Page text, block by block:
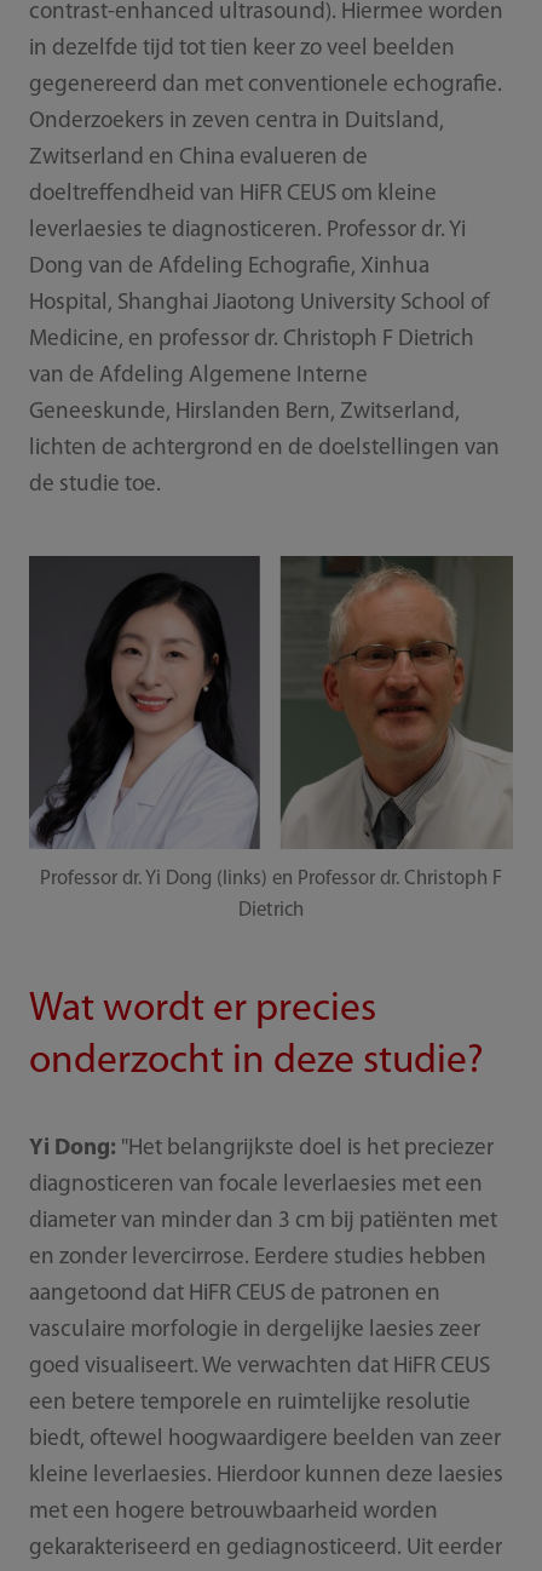
contrast-enhanced ultrasound). Hiermee worden
in dezelfde tijd tot tien keer zo veel beelden
gegenereerd dan met conventionele echografie.
Onderzoekers in zeven centra in Duitsland,
Zwitserland en China evalueren de
doeltreffendheid van HiFR CEUS om kleine
leverlaesies te diagnosticeren. Professor dr. Yi
Dong van de Afdeling Echografie, Xinhua
Hospital, Shanghai Jiaotong University School of
Medicine, en professor dr. Christoph F Dietrich
van de Afdeling Algemene Interne
Geneeskunde, Hirslanden Bern, Zwitserland,
lichten de achtergrond en de doelstellingen van
de studie toe.
Professor dr. Yi Dong (links) en Professor dr. Christoph F
Dietrich
Wat wordt er precies
onderzocht in deze studie?
Yi Dong: "Het belangrijkste doel is het preciezer
diagnosticeren van focale leverlaesies met een
diameter van minder dan 3 cm bij patiënten met
en zonder levercirrose. Eerdere studies hebben
aangetoond dat HiFR CEUS de patronen en
vasculaire morfologie in dergelijke laesies zeer
goed visualiseert. We verwachten dat HiFR CEUS
een betere temporele en ruimtelijke resolutie
biedt, oftewel hoogwaardigere beelden van zeer
kleine leverlaesies. Hierdoor kunnen deze laesies
met een hogere betrouwbaarheid worden
gekarakteriseerd en gediagnosticeerd. Uit eerder